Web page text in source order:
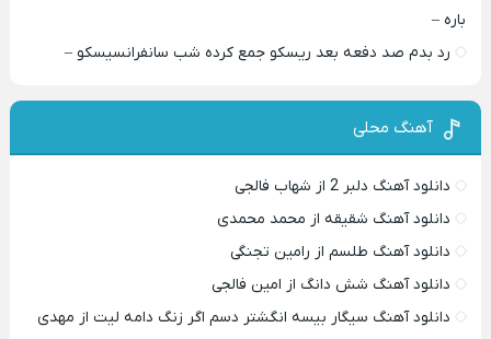
باره –
رد بدم صد دفعه بعد ریسکو جمع کرده شب سانفرانسیسکو –
آهنگ محلی
دانلود آهنگ دلبر 2 از شهاب فالجی
دانلود آهنگ شقیقه از محمد محمدی
دانلود آهنگ طلسم از رامین تجنگی
دانلود آهنگ شش دانگ از امین فالجی
دانلود آهنگ سیگار بیسه انگشتر دسم اگر زنگ دامه لیت از مهدی